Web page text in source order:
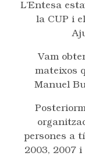
L’Entesa
la CUP i
Vam
mateixos
Manuel
persones a
2003, 2007